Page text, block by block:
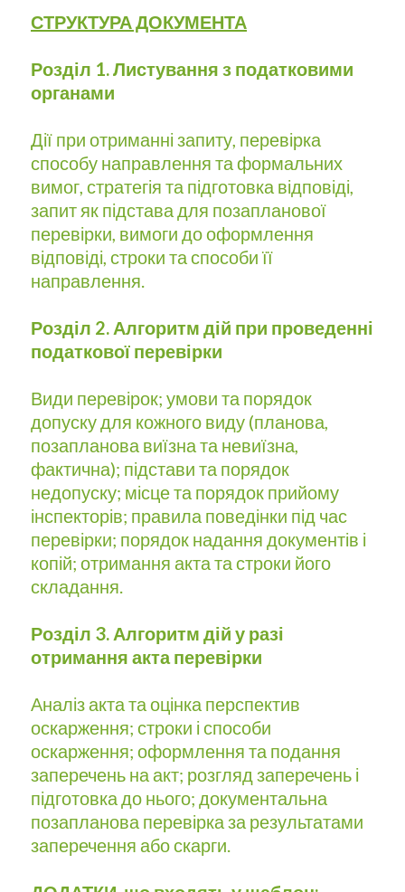
СТРУКТУРА ДОКУМЕНТА
Розділ 1. Листування з податковими
органами
Дії при отриманні запиту, перевірка
способу направлення та формальних
вимог, стратегія та підготовка відповіді,
запит як підстава для позапланової
перевірки, вимоги до оформлення
відповіді, строки та способи її
направлення.
Розділ 2. Алгоритм дій при проведенні
податкової перевірки
Види перевірок; умови та порядок
допуску для кожного виду (планова,
позапланова виїзна та невиїзна,
фактична); підстави та порядок
недопуску; місце та порядок прийому
інспекторів; правила поведінки під час
перевірки; порядок надання документів і
копій; отримання акта та строки його
складання.
Розділ 3. Алгоритм дій у разі
отримання акта перевірки
Аналіз акта та оцінка перспектив
оскарження; строки і способи
оскарження; оформлення та подання
заперечень на акт; розгляд заперечень і
підготовка до нього; документальна
позапланова перевірка за результатами
заперечення або скарги.